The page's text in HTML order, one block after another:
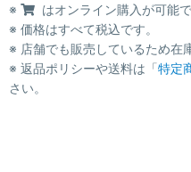
※
はオンライン購入が可能で
※ 価格はすべて税込です。
※ 店舗でも販売しているため在
※ 返品ポリシーや送料は「特定
さい。